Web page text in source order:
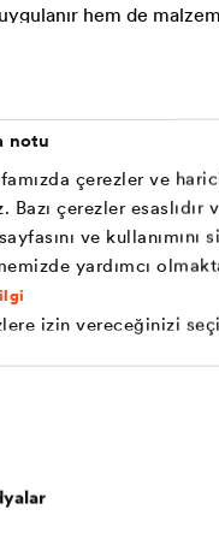
notu
çerezler ve
Bazı çerezler
ve kullanımını
yardımcı
izin vereceğinizi
hem de
PLUS, soldan sağa ya
Eğik mahya ve eğik
sebebiyle
PLUS serildikten
kolayca
anında rüzgar